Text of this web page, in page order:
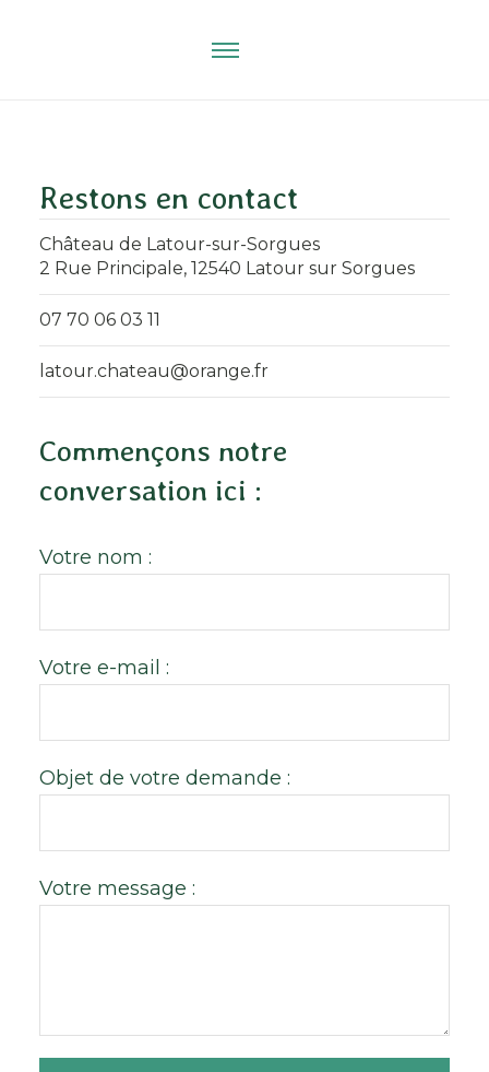
Restons en contact
Château de Latour-sur-Sorgues
2 Rue Principale, 12540 Latour sur Sorgues
07 70 06 03 11
latour.chateau@orange.fr
Commençons notre
conversation ici :
Votre nom :
Votre e-mail :
Objet de votre demande :
Votre message :